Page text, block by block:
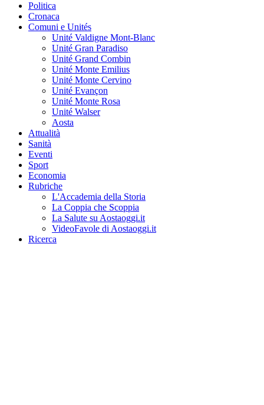
Politica
Cronaca
Comuni e Unités
Unité Valdigne Mont-Blanc
Unité Gran Paradiso
Unité Grand Combin
Unité Monte Emilius
Unité Monte Cervino
Unité Evançon
Unité Monte Rosa
Unité Walser
Aosta
Attualità
Sanità
Eventi
Sport
Economia
Rubriche
L'Accademia della Storia
La Coppia che Scoppia
La Salute su Aostaoggi.it
VideoFavole di Aostaoggi.it
Ricerca